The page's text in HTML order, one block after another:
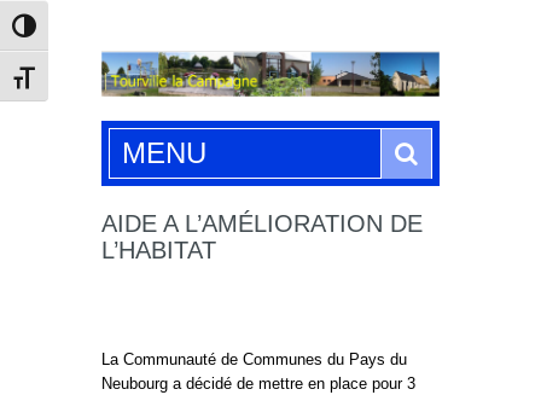
Passer en contraste élevé
Changer la taille de la police
MENU
AIDE A L’AMÉLIORATION DE
L’HABITAT
La Communauté de Communes du Pays du
Neubourg a décidé de mettre en place pour 3